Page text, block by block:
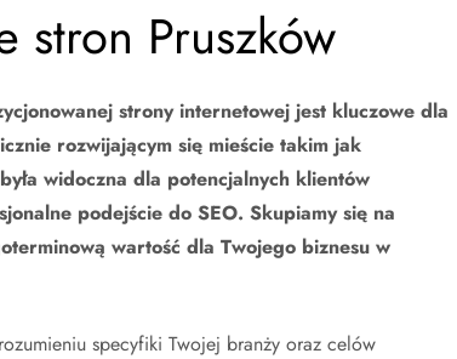
stron Pruszków
strony internetowej jest kluczowe dla
rozwijającym się mieście takim jak
widoczna dla potencjalnych klientów
podejście do SEO. Skupiamy się na
wartość dla Twojego biznesu w
specyfiki Twojej branży oraz celów